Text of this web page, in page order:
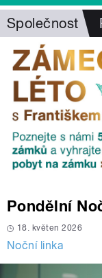
Společnost
Pondělní
18. květen 2026
Noční linka